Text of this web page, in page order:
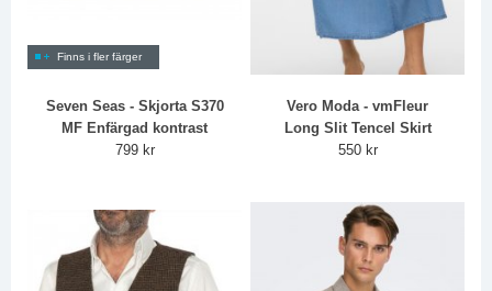
Finns i fler färger
Seven Seas - Skjorta S370
MF Enfärgad kontrast
799 kr
Vero Moda - vmFleur
Long Slit Tencel Skirt
550 kr